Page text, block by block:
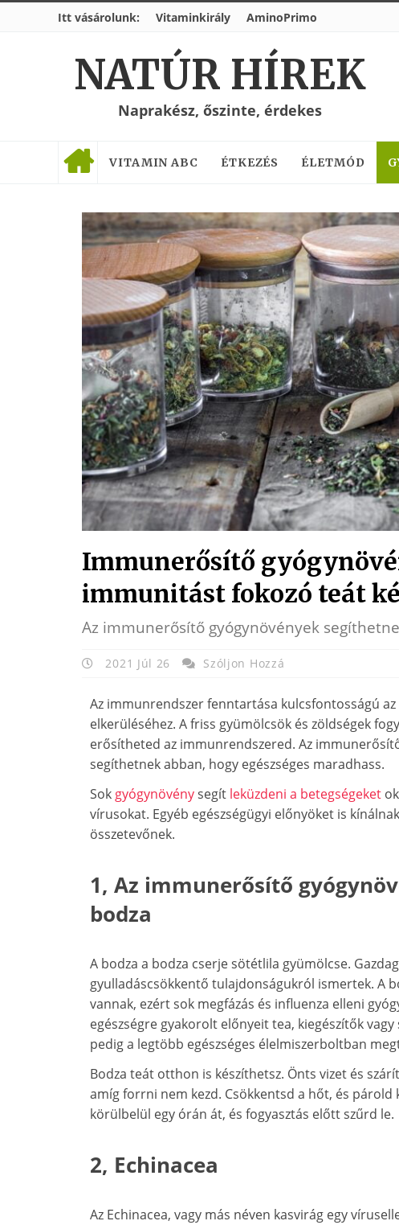
Itt vásárolunk: Vitaminkirály AminoPrimo
NATÚR HÍREK
Naprakész, őszinte, érdekes
VITAMIN ABC ÉTKEZÉS ÉLETMÓD
Immunerősítő
immunitást fokozó teát
Az immunerősítő gyógynövények
2021 Júl 26 Szóljon Hozzá
Az immunrendszer fenntartása kulcsfontosságú
elkerüléséhez. A friss gyümölcsök és zöldségek
erősítheted az immunrendszered. Az
segíthetnek abban, hogy egészséges maradhass.
Sok gyógynövénysegít leküzdeni a betegségeket
vírusokat. Egyéb egészségügyi előnyöket is
összetevőnek.
1, Az immunerősítő
bodza
A bodza a bodza cserje sötétlila gyümölcse.
gyulladáscsökkentő tulajdonságukról ismertek. A
vannak, ezért sok megfázás és influenza elleni
egészségre gyakorolt előnyeit tea, kiegészítők
pedig a legtöbb egészséges élelmiszerboltban
Bodza teát otthon is készíthetsz. Önts vizet és
amíg forrni nem kezd. Csökkentsd a hőt, és
körülbelül egy órán át, és fogyasztás előtt szűrd le.
2, Echinacea
Az Echinacea, vagy más néven kasvirág egy